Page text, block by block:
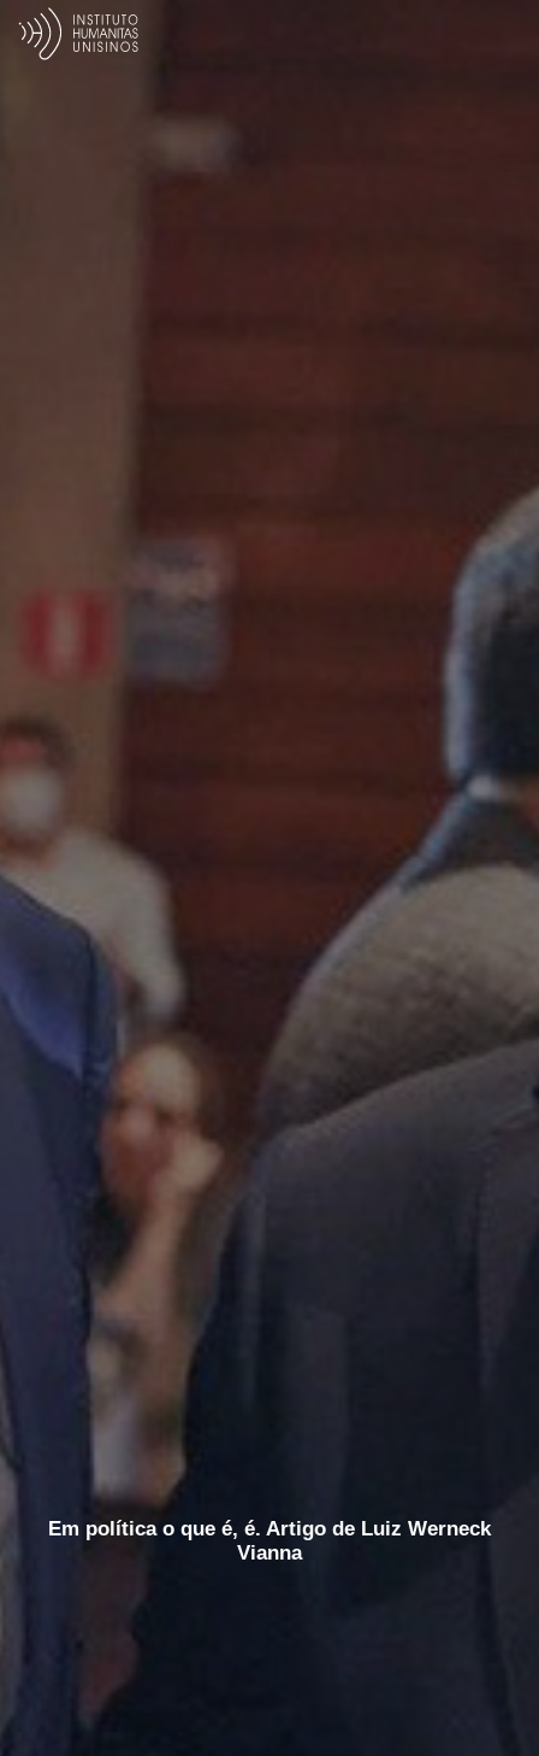
Em política o que é, é. Artigo de Luiz Werneck
Vianna